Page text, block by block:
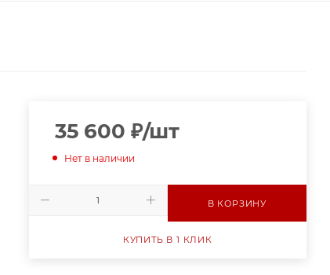
35 600 ₽/шт
Нет в наличии
В КОРЗИНУ
КУПИТЬ В 1 КЛИК